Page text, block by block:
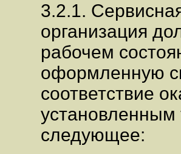
3.2.1.
организация
рабочем
оформленную
соответствие
установленным
следующее: